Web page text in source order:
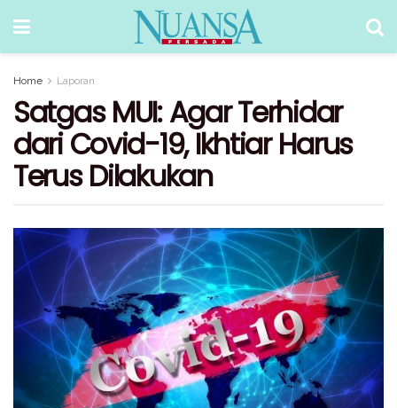
Home Laporan
Satgas MUI: Agar Terhidar
dari Covid-19, Ikhtiar Harus
Terus Dilakukan